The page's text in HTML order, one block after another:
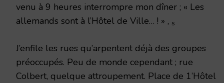
venu à 9 heures interrompre mon dîner ; « Les
allemands sont à l’Hôtel de Ville… ! » , s
J’enfile les rues qu’arpentent déjà des groupes
préoccupés. Peu de monde cependant ; rue
Colbert, quelque attroupement. Place de 1’Hôtel